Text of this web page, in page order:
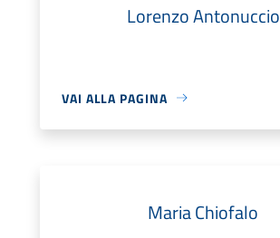
Lorenzo Antonuccio
VAI ALLA PAGINA
Maria Chiofalo